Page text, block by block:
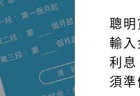
聰
輸入
利息
須